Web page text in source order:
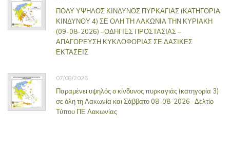
ΠΟΛΥ ΥΨΗΛΟΣ ΚΙΝΔΥΝΟΣ ΠΥΡΚΑΓΙΑΣ (ΚΑΤΗΓΟΡΙΑ
ΚΙΝΔΥΝΟΥ 4) ΣΕ ΟΛΗ ΤΗ ΛΑΚΩΝΙΑ ΤΗΝ ΚΥΡΙΑΚΗ
(09-08-2026) –ΟΔΗΓΙΕΣ ΠΡΟΣΤΑΣΙΑΣ –
ΑΠΑΓΟΡΕΥΣΗ ΚΥΚΛΟΦΟΡΙΑΣ ΣΕ ΔΑΣΙΚΕΣ
ΕΚΤΑΣΕΙΣ
07/08/2026
Παραμένει υψηλός ο κίνδυνος πυρκαγιάς (κατηγορία 3)
σε όλη τη Λακωνία και Σάββατο 08-08-2026- Δελτίο
Τύπου ΠΕ Λακωνίας